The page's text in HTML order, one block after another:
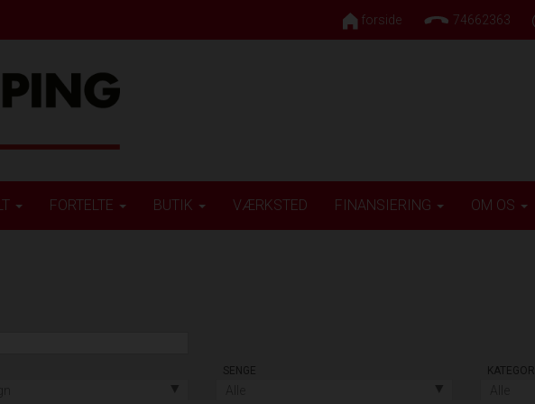
forside 74662363
FORTELTE BUTIK VÆRKSTED FINANSIERING OM OS
SENGE KATEGORI